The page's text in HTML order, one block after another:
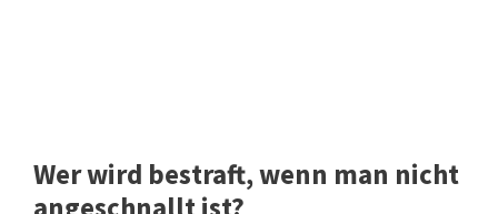
Wer wird bestraft, wenn man nicht
angeschnallt ist?